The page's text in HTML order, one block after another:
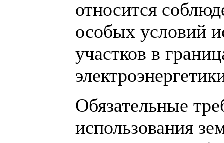
относится
особых условий
участков в
Обязательные
использования